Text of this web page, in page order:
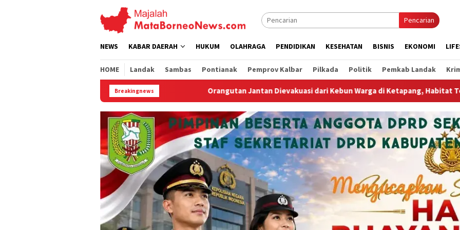
Pencarian
NEWS KABAR DAERAH HUKUM OLAHRAGA PENDIDIKAN KESEHATAN BISNIS EKONOMI
HOME Landak Sambas Pontianak Pemprov Kalbar Pilkada Politik Pemkab Landak
Breakingnews
Orangutan Jantan Dievakuasi dari Kebun Warga di Ketapang, Habitat Terdesak Karhutla